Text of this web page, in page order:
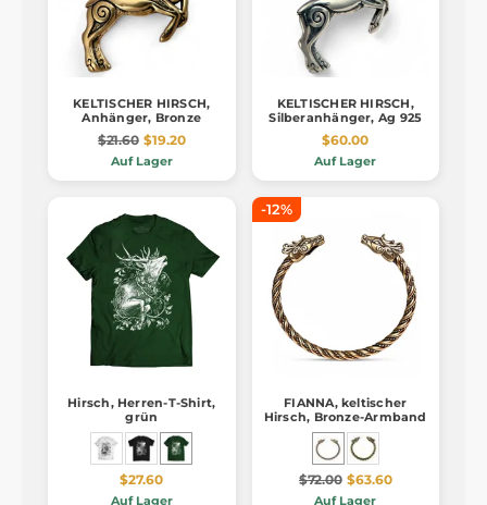
KELTISCHER HIRSCH,
Anhänger, Bronze
$21.60 $19.20
Auf Lager
KELTISCHER HIRSCH,
Silberanhänger, Ag 925
$60.00
Auf Lager
Hirsch, Herren-T-Shirt,
grün
$27.60
Auf Lager
-12%
FIANNA, keltischer
Hirsch, Bronze-Armband
$72.00 $63.60
Auf Lager